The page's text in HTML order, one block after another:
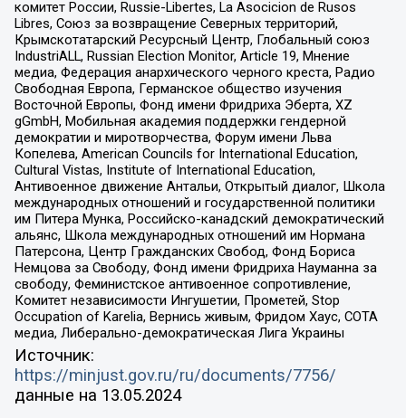
комитет России, Russie-Libertes, La Asocicion de Rusos
Libres, Союз за возвращение Северных территорий,
Крымскотатарский Ресурсный Центр, Глобальный союз
IndustriALL, Russian Election Monitor, Article 19, Мнение
медиа, Федерация анархического черного креста, Радио
Свободная Европа, Германское общество изучения
Восточной Европы, Фонд имени Фридриха Эберта, XZ
gGmbH, Мобильная академия поддержки гендерной
демократии и миротворчества, Форум имени Льва
Копелева, American Councils for International Education,
Cultural Vistas, Institute of International Education,
Антивоенное движение Антальи, Открытый диалог, Школа
международных отношений и государственной политики
им Питера Мунка, Российско-канадский демократический
альянс, Школа международных отношений им Нормана
Патерсона, Центр Гражданских Свобод, Фонд Бориса
Немцова за Свободу, Фонд имени Фридриха Науманна за
свободу, Феминистское антивоенное сопротивление,
Комитет независимости Ингушетии, Прометей, Stop
Occupation of Karelia, Вернись живым, Фридом Хаус, СОТА
медиа, Либерально-демократическая Лига Украины
Источник:
https://minjust.gov.ru/ru/documents/7756/
данные на 13.05.2024